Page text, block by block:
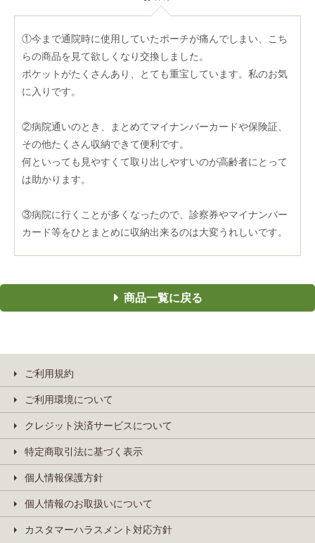
①今まで通院時に使用していたポーチが痛んでしまい、こち
らの商品を見て欲しくなり交換しました。
ポケットがたくさんあり、とても重宝しています。私のお気
に入りです。
②病院通いのとき、まとめてマイナンバーカードや保険証、
その他たくさん収納できて便利です。
何といっても見やすくて取り出しやすいのが高齢者にとって
は助かります。
③病院に行くことが多くなったので、診察券やマイナンバー
カード等をひとまとめに収納出来るのは大変うれしいです。
商品一覧に戻る
ご利用規約
ご利用環境について
クレジット決済サービスについて
特定商取引法に基づく表示
個人情報保護方針
個人情報のお取扱いについて
カスタマーハラスメント対応方針